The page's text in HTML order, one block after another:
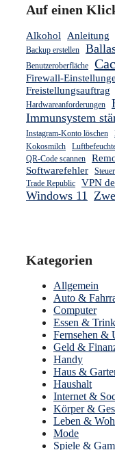
Auf einen
Alkohol Anleitung
Backup erstellen
Benutzeroberfläche
Firewall-
Freistellungsauftrag
Hardwareanforderungen
Immunsystem
Instagram-Konto löschen
Kokosmilch
QR-Code scannen
Softwarefehler
Trade Republic
VPN
Windows 11
Kategorien
Allgemein
Auto &
Computer
Essen &
Fernsehen &
Geld &
Handy
Haus &
Haushalt
Internet &
Körper &
Leben &
Mode
Spiele &